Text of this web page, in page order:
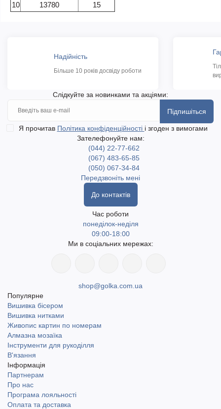
10
13780 15
Надійність
Більше 10 років досвіду роботи
Слідкуйте за новинками та акціями:
Підпишіться
Я прочитав Політика конфіденційності і згоден з вимогами
Зателефонуйте нам:
(044) 22-77-662
(067) 483-65-85
(050) 067-34-84
Передзвоніть мені
До контактів
Час роботи
понеділок-неділя
09:00-18:00
Ми в соціальних мережах:
shop@golka.com.ua
Популярне
Вишивка бісером
Вишивка нитками
Живопис картин по номерам
Алмазна мозаїка
Інструменти для рукоділля
В'язання
Інформація
Партнерам
Про нас
Програма лояльності
Оплата та доставка